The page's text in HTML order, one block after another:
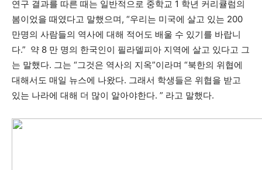
연구 결과를 따른 때는 일반적으로 중학교 1 학년 커리큘럼의
봄이었을 때였다고 말했으며, “우리는 미국에 살고 있는 200
만명의 사람들의 역사에 대해 적어도 배울 수 있기를 바랍니
다.” 약 8 만 명의 한국인이 필라델피아 지역에 살고 있다고 그
는 말했다. 그는 “그것은 역사의 지옥”이라며 “북한의 위협에
대해서도 매일 뉴스에 나왔다. 그래서 학생들은 위협을 받고
있는 나라에 대해 더 많이 알아야한다. ” 라고 말했다.